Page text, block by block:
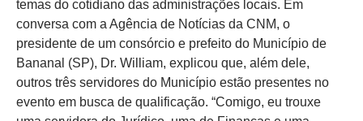
temas do cotidiano das administrações locais. Em
conversa com a Agência de Notícias da CNM, o
presidente de um consórcio e prefeito do Município de
Bananal (SP), Dr. William, explicou que, além dele,
outros três servidores do Município estão presentes no
evento em busca de qualificação. “Comigo, eu trouxe